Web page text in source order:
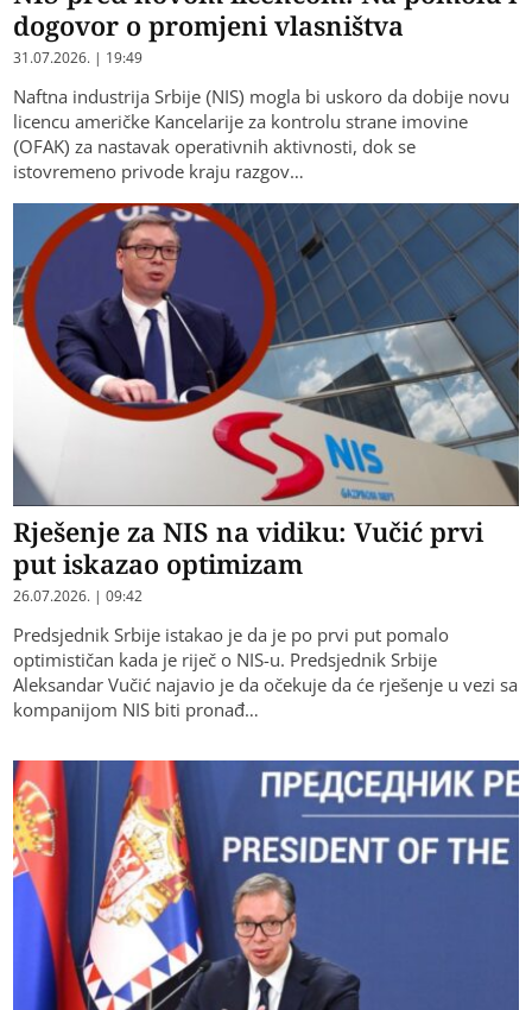
dogovor o promjeni vlasništva
31.07.2026. | 19:49
Naftna industrija Srbije (NIS) mogla bi uskoro da dobije novu
licencu američke Kancelarije za kontrolu strane imovine
(OFAK) za nastavak operativnih aktivnosti, dok se
istovremeno privode kraju razgov…
Rješenje za NIS na vidiku: Vučić prvi
put iskazao optimizam
26.07.2026. | 09:42
Predsjednik Srbije istakao je da je po prvi put pomalo
optimističan kada je riječ o NIS-u. Predsjednik Srbije
Aleksandar Vučić najavio je da očekuje da će rješenje u vezi sa
kompanijom NIS biti pronađ…